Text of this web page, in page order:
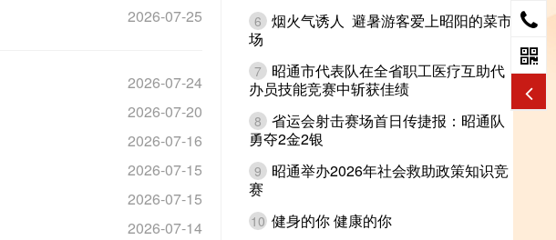
2026-07-25
2026-07-24
2026-07-20
2026-07-16
2026-07-15
2026-07-15
2026-07-14
6 烟火气诱人 避暑游客爱上昭阳的菜市
场
7
昭通市代表队在全省职工医疗互助代
办员技能竞赛中斩获佳绩
8 省运会射击赛场首日传捷报：昭通队
勇夺2金2银
9
昭通举办2026年社会救助政策知识竞
赛
10 健身的你 健康的你